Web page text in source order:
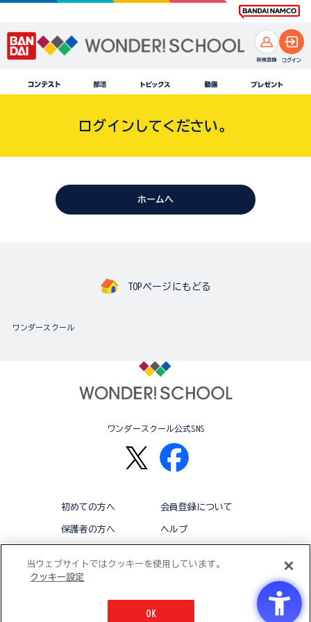
ログインしてください。
ホームへ
TOPページにもどる
ワンダースクール
ワンダースクール公式SNS
初めての方へ 会員登録について
保護者の方へ ヘルプ
© BANDAI CO.,LTD 2015 ALL RIGHTS RESERVED
当ウェブサイトではクッキーを使用しています。
クッキー設定
OK